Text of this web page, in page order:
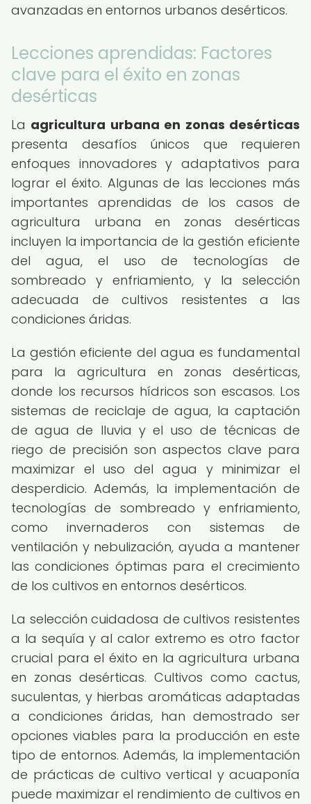
avanzadas en entornos urbanos desérticos.
Lecciones aprendidas: Factores
clave para el éxito en zonas
desérticas
La agricultura urbana en zonas desérticas
presenta desafíos únicos que requieren
enfoques innovadores y adaptativos para
lograr el éxito. Algunas de las lecciones más
importantes aprendidas de los casos de
agricultura urbana en zonas desérticas
incluyen la importancia de la gestión eficiente
del agua, el uso de tecnologías de
sombreado y enfriamiento, y la selección
adecuada de cultivos resistentes a las
condiciones áridas.
La gestión eficiente del agua es fundamental
para la agricultura en zonas desérticas,
donde los recursos hídricos son escasos. Los
sistemas de reciclaje de agua, la captación
de agua de lluvia y el uso de técnicas de
riego de precisión son aspectos clave para
maximizar el uso del agua y minimizar el
desperdicio. Además, la implementación de
tecnologías de sombreado y enfriamiento,
como invernaderos con sistemas de
ventilación y nebulización, ayuda a mantener
las condiciones óptimas para el crecimiento
de los cultivos en entornos desérticos.
La selección cuidadosa de cultivos resistentes
a la sequía y al calor extremo es otro factor
crucial para el éxito en la agricultura urbana
en zonas desérticas. Cultivos como cactus,
suculentas, y hierbas aromáticas adaptadas
a condiciones áridas, han demostrado ser
opciones viables para la producción en este
tipo de entornos. Además, la implementación
de prácticas de cultivo vertical y acuaponía
puede maximizar el rendimiento de cultivos en